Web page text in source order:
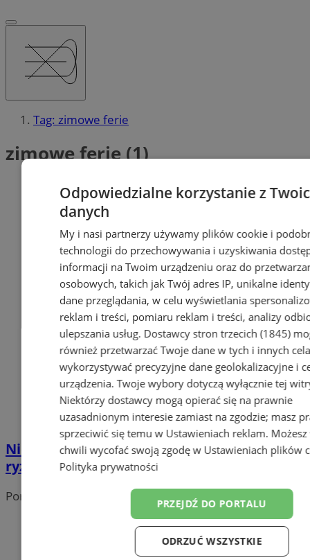
Tag: zimowe ferie
zimowe ferie (1)
Niepewny lód – ukryte zagrożenie. Nie
ryzykuj życia!
Portal należy do sieci
Odpowiedzialne korzystanie z
danych
My i nasi partnerzy używamy plików cookie i
technologii do przechowywania i uzyskiwania
informacji na Twoim urządzeniu oraz do
osobowych, takich jak Twój adres IP, unikalne
dane przeglądania, w celu wyświetlania
reklam i treści, pomiaru reklam i treści, analizy
ulepszania usług. Dostawcy stron trzecich (1845)
również przetwarzać Twoje dane w tych i innych
wykorzystywać precyzyjne dane geolokalizacyjne i
urządzenia. Twoje wybory dotyczą wyłącznie tej
Niektórzy dostawcy mogą opierać się na prawnie
uzasadnionym interesie zamiast na zgodzie; masz
sprzeciwić się temu w Ustawieniach reklam.
chwili wycofać swoją zgodę w Ustawieniach plików
Polityka prywatności
PRZEJDŹ DO PORTALU
ODRZUĆ WSZYSTKIE